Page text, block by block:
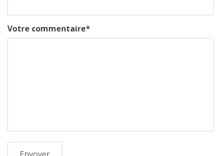
Votre commentaire*